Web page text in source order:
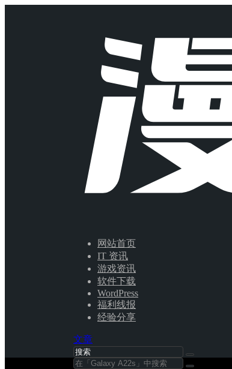
网站首页
IT 资讯
游戏资讯
软件下载
WordPress
福利线报
经验分享
文章